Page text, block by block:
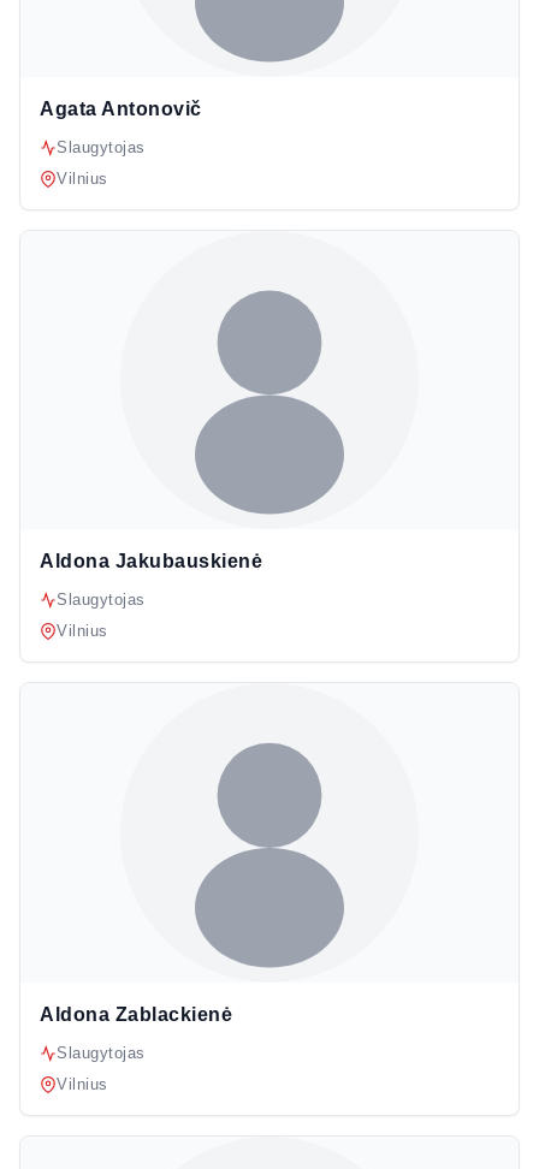
Agata Antonovič
Slaugytojas
Vilnius
Aldona Jakubauskienė
Slaugytojas
Vilnius
Aldona Zablackienė
Slaugytojas
Vilnius